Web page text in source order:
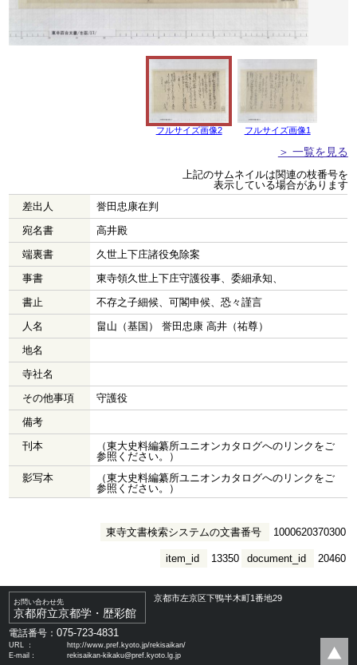
フルサイズ画像2 フルサイズ画像1
＞ 一覧を見る
上記のサムネイルは関連の枝番号を
表示している場合があります
差出人
誉田忠康在判
宛名書
高井殿
端裏書
久世上下庄諸役免除案
事書
東寺領久世上下庄守護役事、委細承知、
書止
不存之子細候、可閣申候、恐々謹言
人名
畠山（基国） 誉田忠康 高井（祐尊）
地名
寺社名
その他事項
守護役
備考
刊本
（東大史料編纂所ユニオンカタログへのリンクをご
参照ください。）
影写本
（東大史料編纂所ユニオンカタログへのリンクをご
参照ください。）
東寺文書検索システムの文書番号 1000620370300
document_id 20460
item_id 13350
お問い合わせ先
京都府立京都学・歴彩館
京都市左京区下鴨半木町1番地29
電話番号：075-723-4831
URL ：
http://www.pref.kyoto.jp/rekisaikan/
E-mail：
rekisaikan-kikaku@pref.kyoto.lg.jp